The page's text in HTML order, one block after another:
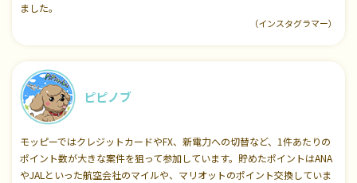
ました。
（インスタグラマー）
ピピノブ
モッピーではクレジットカードやFX、新電力への切替など、1件あたりの
ポイント数が大きな案件を狙って参加しています。貯めたポイントはANA
やJALといった航空会社のマイルや、マリオットのポイント交換していま